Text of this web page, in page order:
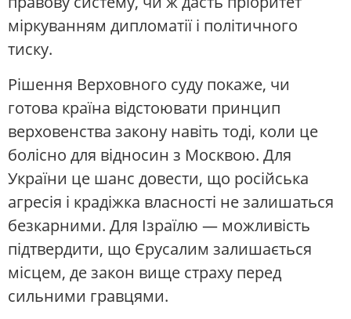
міркуванням дипломатії і політичного
тиску.
Рішення Верховного суду покаже, чи
готова країна відстоювати принцип
верховенства закону навіть тоді, коли це
болісно для відносин з Москвою. Для
України це шанс довести, що російська
агресія і крадіжка власності не залишаться
безкарними. Для Ізраїлю — можливість
підтвердити, що Єрусалим залишається
місцем, де закон вище страху перед
сильними гравцями.